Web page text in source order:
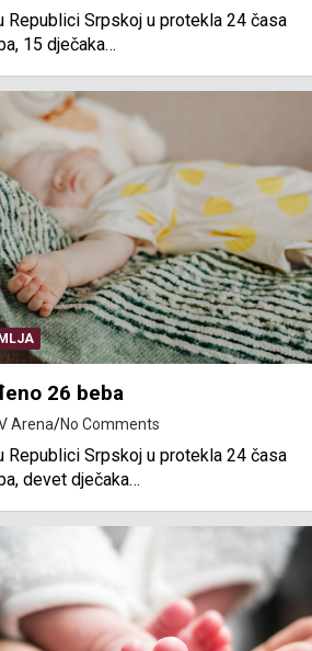
Republici Srpskoj u protekla 24 časa
15 dječaka…
26 beba
Arena No Comments
Republici Srpskoj u protekla 24 časa
devet dječaka…